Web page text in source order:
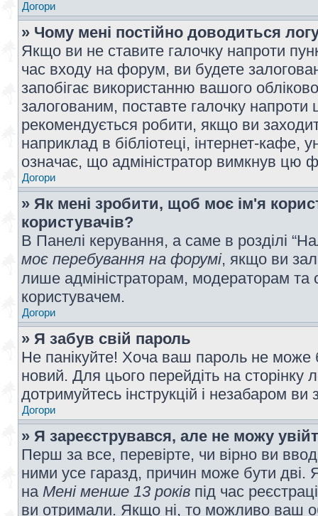
Догори
» Чому мені постійно доводиться
Якщо ви не ставите галочку напроти
час входу на форум, ви будете
запобігає використанню вашого
залогованим, поставте галочку
рекомендується робити, якщо ви
наприклад в бібліотеці, інтернет-кафе,
означає, що адміністратор вимкнув цю
Догори
» Як мені зробити, щоб моє ім'я
користувачів?
В Панелі керування, а саме в розділі
моє перебування на форумі, якщо ви
лише адміністраторам, модераторам
користувачем.
Догори
» Я забув свій пароль
Не панікуйте! Хоча ваш пароль не може
новий. Для цього перейдіть на сторінку
дотримуйтесь інструкцій і незабаром
Догори
» Я зареєструвався, але не можу
Перш за все, перевірте, чи вірно ви
ними усе гаразд, причин може бути дві.
на Мені менше 13 років під час
ви отримали. Якщо ні, то можливо ваш